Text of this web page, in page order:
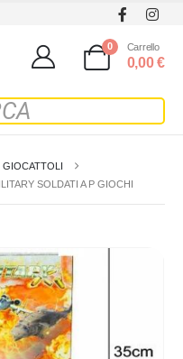
0 Carrello
0,00€
GIOCATTOLI
SOLDATI A P GIOCHI